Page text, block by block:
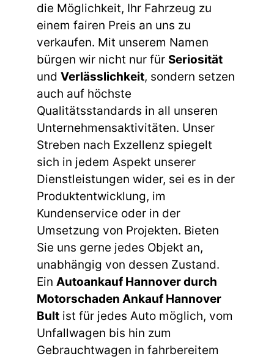
die Möglichkeit, Ihr Fahrzeug zu
einem fairen Preis an uns zu
verkaufen. Mit unserem Namen
bürgen wir nicht nur für Seriosität
und Verlässlichkeit, sondern setzen
auch auf höchste
Qualitätsstandards in all unseren
Unternehmensaktivitäten. Unser
Streben nach Exzellenz spiegelt
sich in jedem Aspekt unserer
Dienstleistungen wider, sei es in der
Produktentwicklung, im
Kundenservice oder in der
Umsetzung von Projekten. Bieten
Sie uns gerne jedes Objekt an,
unabhängig von dessen Zustand.
Ein Autoankauf Hannover durch
Motorschaden Ankauf Hannover
Bult ist für jedes Auto möglich, vom
Unfallwagen bis hin zum
Gebrauchtwagen in fahrbereitem